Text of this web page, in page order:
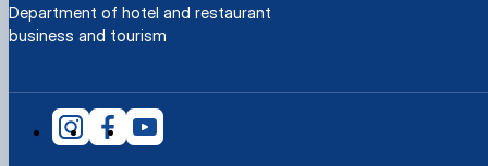
Department of hotel and restaurant
business and tourism